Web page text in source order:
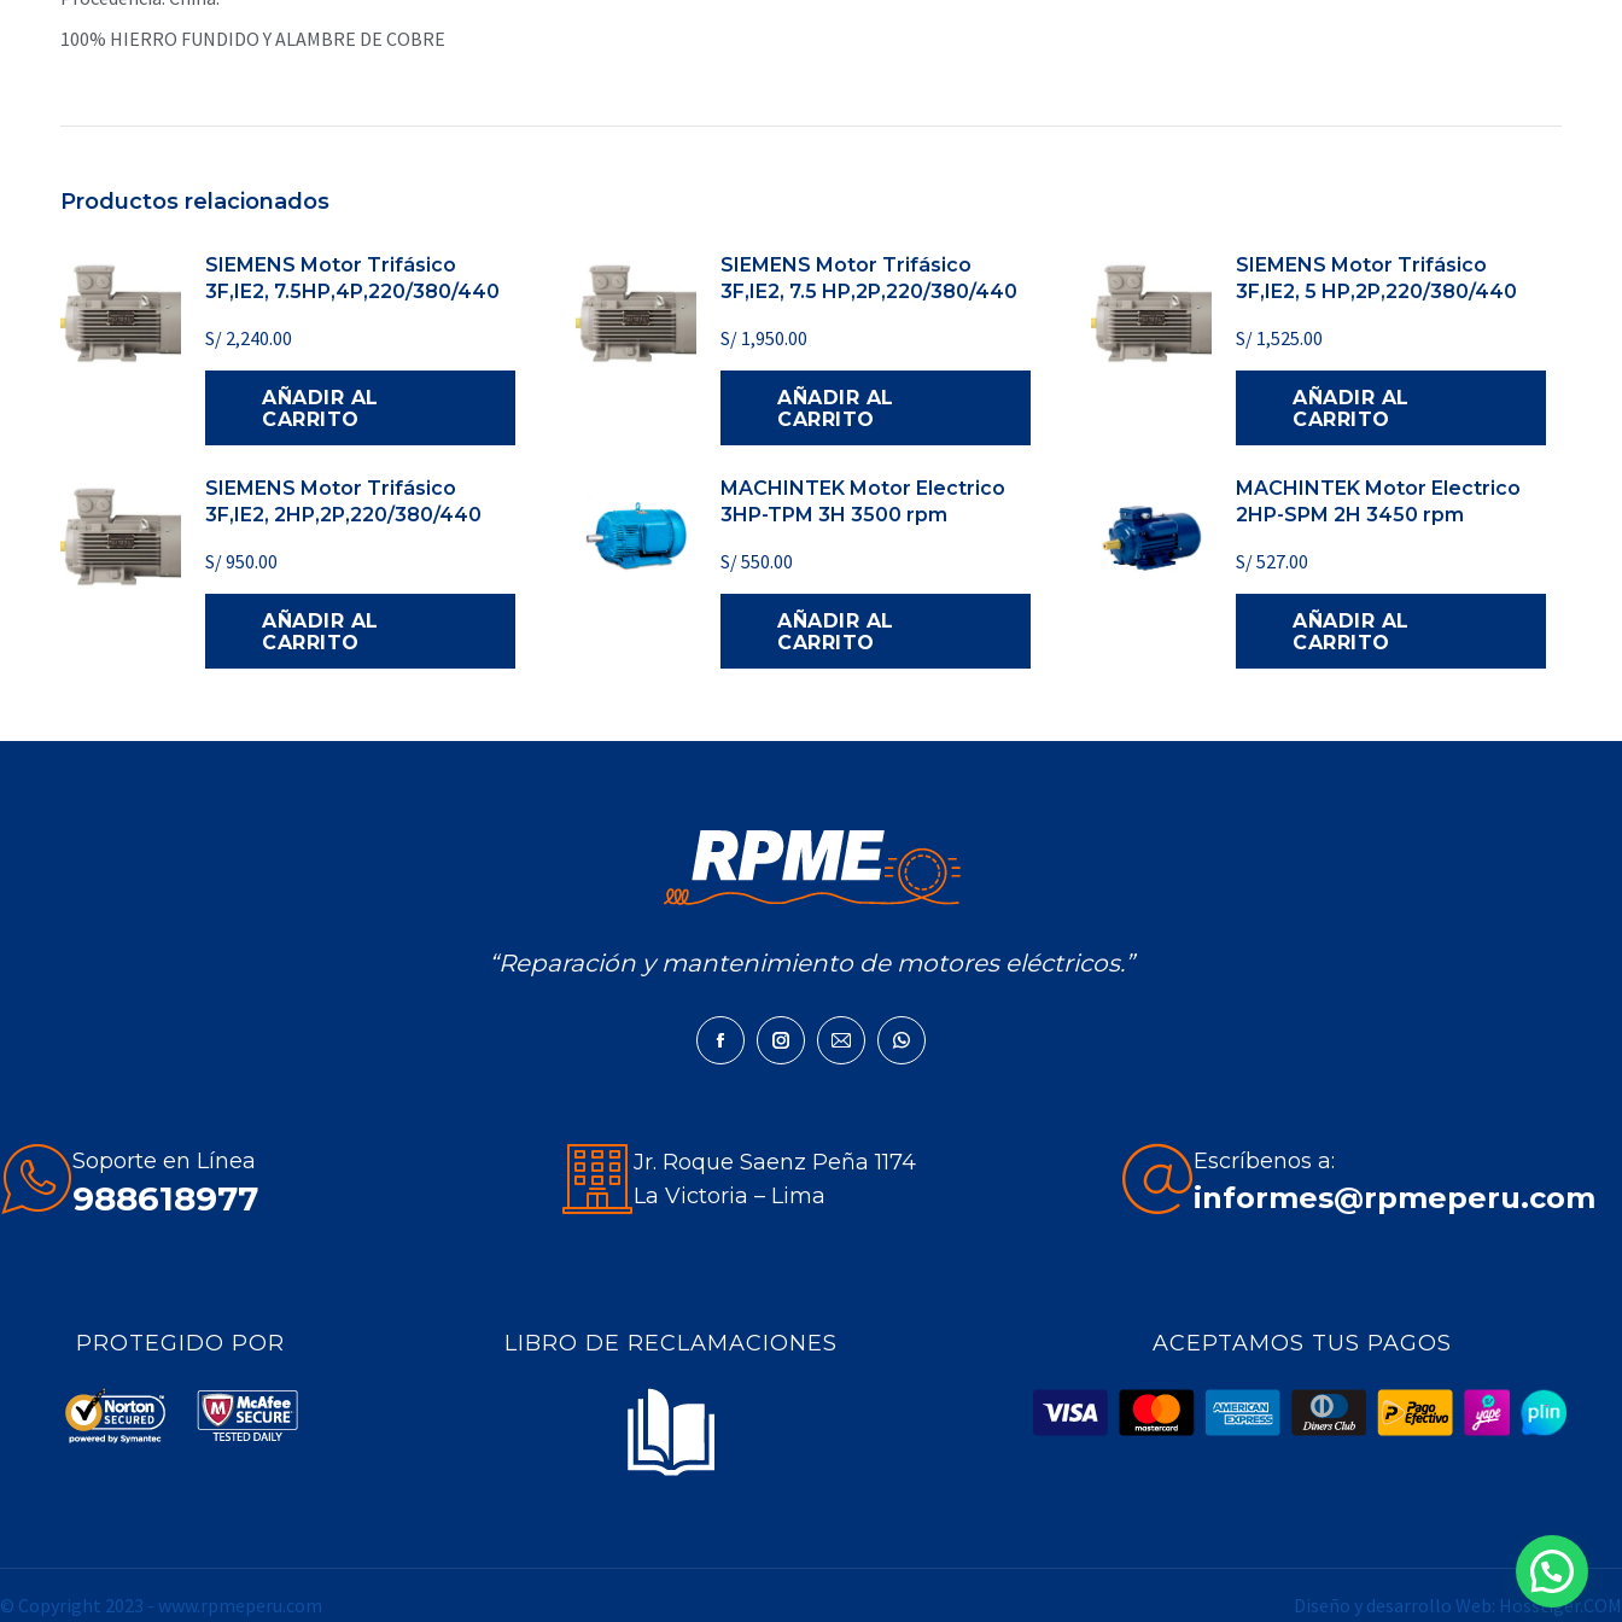
100% HIERRO FUNDIDO Y ALAMBRE DE COBRE
Productos relacionados
SIEMENS Motor Trifásico
3F,IE2, 7.5HP,4P,220/380/440
S/ 2,240.00
AÑADIR AL
CARRITO
SIEMENS Motor Trifásico
3F,IE2, 7.5 HP,2P,220/380/440
S/ 1,950.00
AÑADIR AL
CARRITO
SIEMENS Motor Trifásico
3F,IE2, 5 HP,2P,220/380/440
S/ 1,525.00
AÑADIR AL
CARRITO
SIEMENS Motor Trifásico
3F,IE2, 2HP,2P,220/380/440
S/950.00
AÑADIR AL
CARRITO
MACHINTEK Motor Electrico
3HP-TPM 3H 3500 rpm
S/550.00
AÑADIR AL
CARRITO
MACHINTEK Motor Electrico
2HP-SPM 2H 3450 rpm
S/527.00
AÑADIR AL
CARRITO
“Reparación y mantenimiento de motores eléctricos.”
Facebook
window
Instagram
window
Mail
in
Whatsapp
in
Soporte en Línea
988618977
Jr. Roque Saenz Peña 1174
La Victoria – Lima
Escríbenos a:
informes@rpmeperu.com
PROTEGIDO POR LIBRO DE RECLAMACIONES ACEPTAMOS TUS PAGOS
© Copyright 2023 - www.rpmeperu.com Diseño y desarrollo Web: Hosstiger.COM